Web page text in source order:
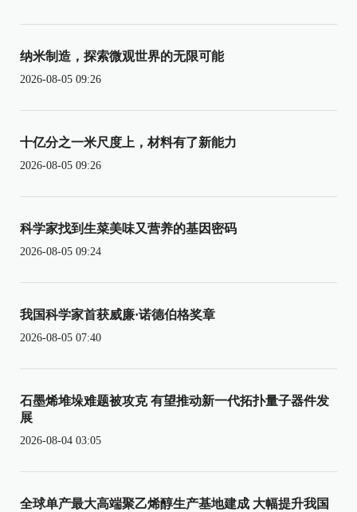
纳米制造，探索微观世界的无限可能
2026-08-05 09:26
十亿分之一米尺度上，材料有了新能力
2026-08-05 09:26
科学家找到生菜美味又营养的基因密码
2026-08-05 09:24
我国科学家首获威廉·诺德伯格奖章
2026-08-05 07:40
石墨烯堆垛难题被攻克 有望推动新一代拓扑量子器件发
展
2026-08-04 03:05
全球单产最大高端聚乙烯醇生产基地建成 大幅提升我国